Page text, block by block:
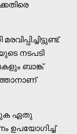
നടപടി
ബാങ്ക്
തുക ഏതു
ഉപയോഗിച്ച്